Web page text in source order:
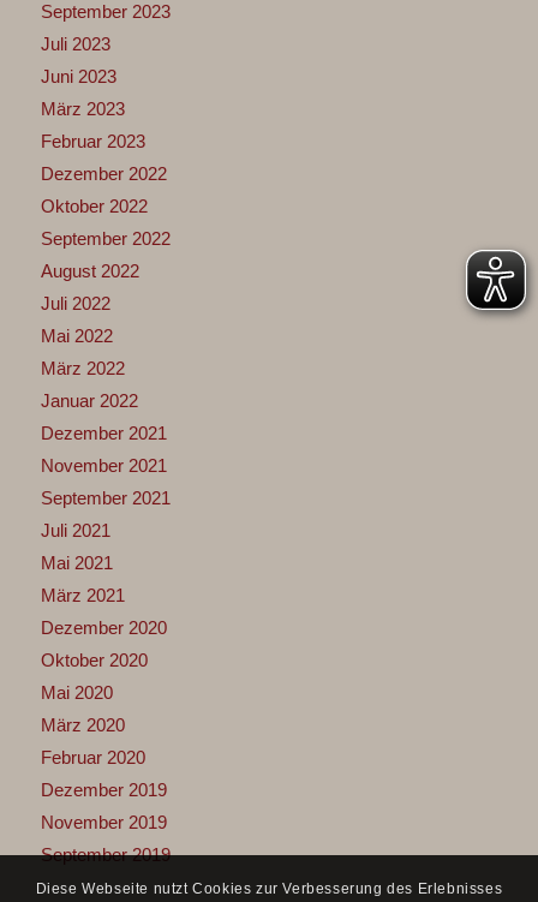
September 2023
Juli 2023
Juni 2023
März 2023
Februar 2023
Dezember 2022
Oktober 2022
September 2022
August 2022
Juli 2022
Mai 2022
März 2022
Januar 2022
Dezember 2021
November 2021
September 2021
Juli 2021
Mai 2021
März 2021
Dezember 2020
Oktober 2020
Mai 2020
März 2020
Februar 2020
Dezember 2019
November 2019
September 2019
Diese Webseite nutzt Cookies zur Verbesserung des Erlebnisses